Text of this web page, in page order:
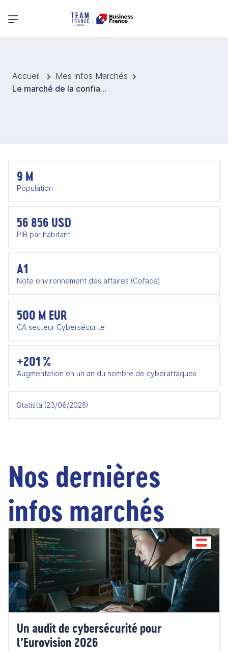
Menu principal
Accueil
Mes infos Marchés
Le marché de la confiance numérique et de la cybersécurité en Autriche
9 M
Population
56 856 USD
PIB par habitant
A1
Note environnement des affaires (Coface)
500 M EUR
CA secteur Cybersécurité
+201 %
Augmentation en un an du nombre de cyberattaques
Statista (23/06/2025)
Nos dernières
infos marchés
Un audit de cybersécurité pour
l’Eurovision 2026